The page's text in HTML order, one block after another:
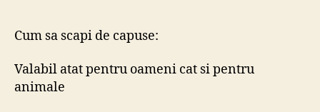
Cum sa scapi de capuse:
Valabil atat pentru oameni cat si pentru
animale